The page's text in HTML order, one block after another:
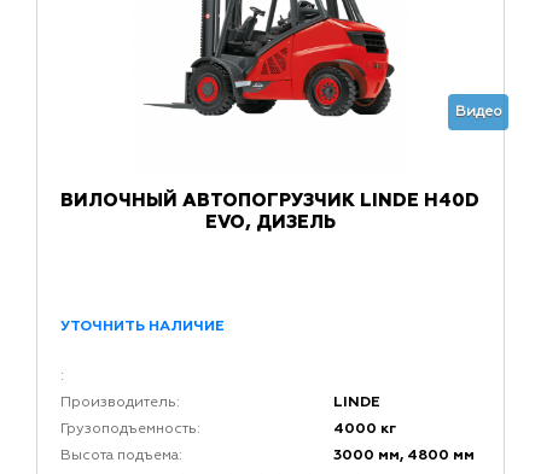
Видео
ВИЛОЧНЫЙ АВТОПОГРУЗЧИК LINDE H40D
EVO, ДИЗЕЛЬ
УТОЧНИТЬ НАЛИЧИЕ
:
Производитель:
LINDE
Грузоподъемность: 4000 кг
Высота подъема: 3000 мм, 4800 мм